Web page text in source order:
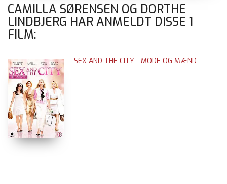
CAMILLA SØRENSEN OG DORTHE
LINDBJERG HAR ANMELDT DISSE 1
FILM:
SEX AND THE CITY - MODE OG MÆND